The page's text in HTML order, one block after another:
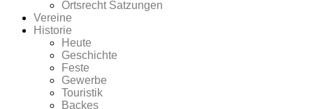
Ortsrecht Satzungen
Vereine
Historie
Heute
Geschichte
Feste
Gewerbe
Touristik
Backes